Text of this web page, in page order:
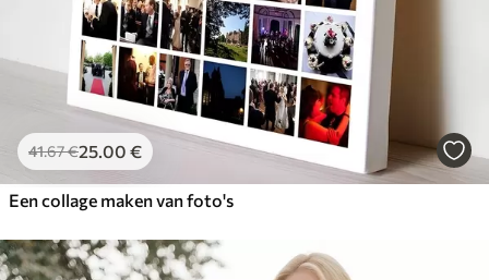
41.67€25.00 €
Een collage maken van foto's